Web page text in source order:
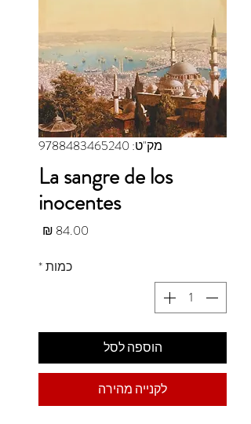
מק"ט: 9788483465240
La sangre de los
inocentes
כמות*
הוספה לסל
לקנייה מהירה